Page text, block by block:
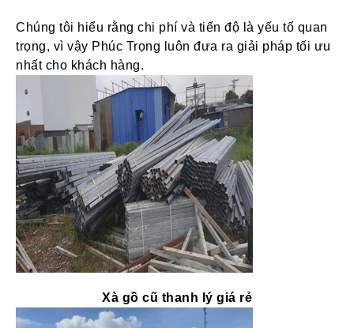
Chúng tôi hiểu rằng chi phí và tiến độ là yếu tố quan
trọng, vì vậy Phúc Trọng luôn đưa ra giải pháp tối ưu
nhất cho khách hàng.
Xà gồ cũ thanh lý giá rẻ